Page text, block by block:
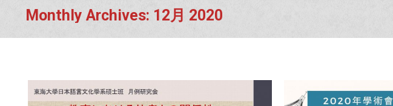
Monthly Archives: 12月 2020